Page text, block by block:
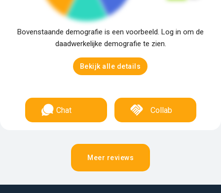
Bovenstaande demografie is een voorbeeld. Log in om de
daadwerkelijke demografie te zien.
Bekijk alle details
Chat Collab
Meer reviews